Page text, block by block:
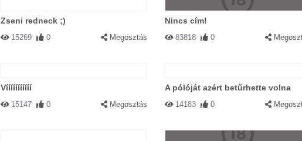
Zseni redneck ;)
15269 0 Megosztás
Nincs cím!
83818 0
Vííííííííííí
15147 0 Megosztás
A pólóját azért betűrhette volna
14183 0